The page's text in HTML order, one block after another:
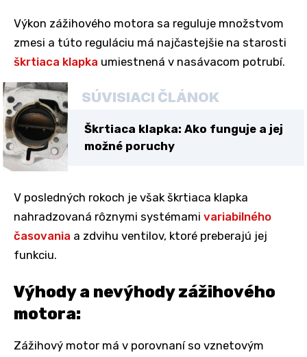
Výkon zážihového motora sa reguluje množstvom
zmesi a túto reguláciu má najčastejšie na starosti
škrtiaca klapka umiestnená v nasávacom potrubí.
SÚVISIACI ČLÁNOK
Škrtiaca klapka: Ako funguje a jej
možné poruchy
V posledných rokoch je však škrtiaca klapka
nahradzovaná rôznymi systémami variabilného
časovania a zdvihu ventilov, ktoré preberajú jej
funkciu.
Výhody a nevýhody zážihového
motora:
Zážihový motor má v porovnaní so vznetovým